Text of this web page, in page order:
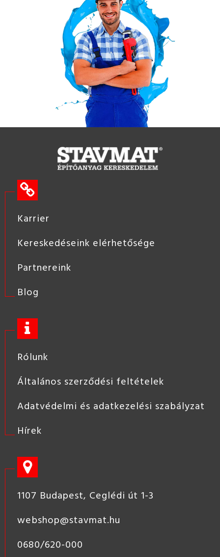
Karrier
Kereskedéseink elérhetősége
Partnereink
Blog
Rólunk
Általános szerződési feltételek
Adatvédelmi és adatkezelési szabályzat
Hírek
1107 Budapest, Ceglédi út 1-3
webshop@stavmat.hu
0680/620-000